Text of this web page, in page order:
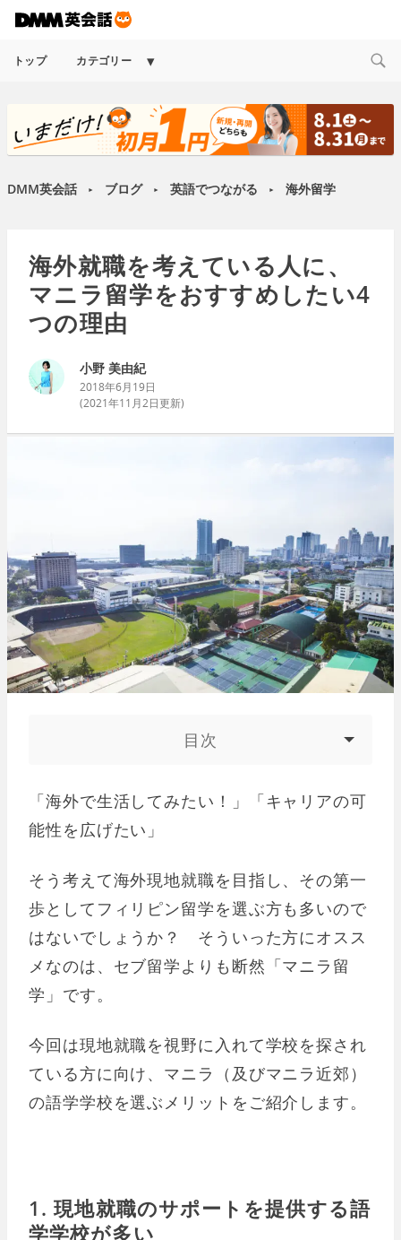
トップ カテゴリー
Expand
menu
DMM英会話 ► ブログ ► 英語でつながる ► 海外留学
海外就職を考えている人に、
マニラ留学をおすすめしたい4
つの理由
小野 美由紀
2018年6月19日
(2021年11月2日更新)
目次
「海外で生活してみたい！」「キャリアの可
能性を広げたい」
そう考えて海外現地就職を目指し、その第一
歩としてフィリピン留学を選ぶ方も多いので
はないでしょうか？ そういった方にオスス
メなのは、セブ留学よりも断然「マニラ留
学」です。
今回は現地就職を視野に入れて学校を探され
ている方に向け、マニラ（及びマニラ近郊）
の語学学校を選ぶメリットをご紹介します。
1. 現地就職のサポートを提供する語
学学校が多い